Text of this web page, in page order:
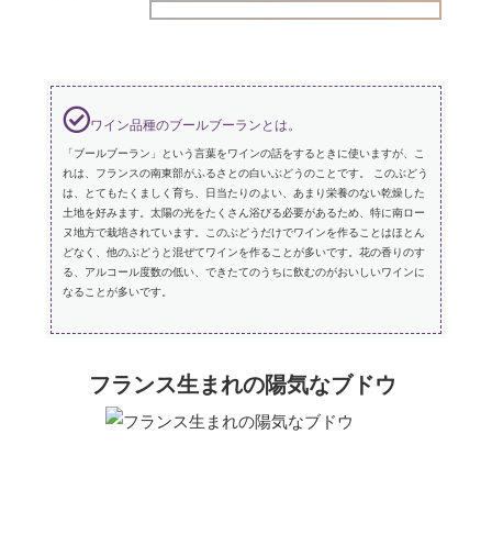
ワイン品種のブールブーランとは。
「ブールブーラン」という言葉をワインの話をするときに使いますが、こ
れは、フランスの南東部がふるさとの白いぶどうのことです。 このぶどう
は、とてもたくましく育ち、日当たりのよい、あまり栄養のない乾燥した
土地を好みます。太陽の光をたくさん浴びる必要があるため、特に南ロー
ヌ地方で栽培されています。このぶどうだけでワインを作ることはほとん
どなく、他のぶどうと混ぜてワインを作ることが多いです。花の香りのす
る、アルコール度数の低い、できたてのうちに飲むのがおいしいワインに
なることが多いです。
フランス生まれの陽気なブドウ